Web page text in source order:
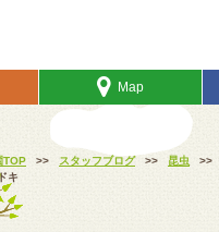
Map
TOP >> スタッフブログ >> 昆虫 >>
キ